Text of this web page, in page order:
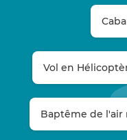
Vol en
Baptême de